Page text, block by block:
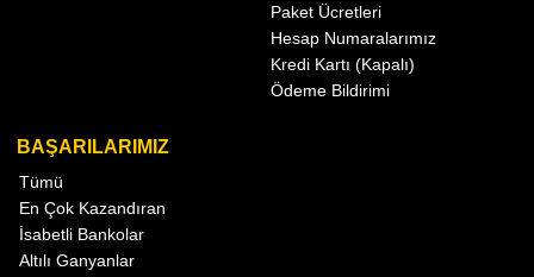
Paket Ücretleri
Hesap Numaralarımız
Kredi Kartı (Kapalı)
Ödeme Bildirimi
BAŞARILARIMIZ
Tümü
En Çok Kazandıran
İsabetli Bankolar
Altılı Ganyanlar